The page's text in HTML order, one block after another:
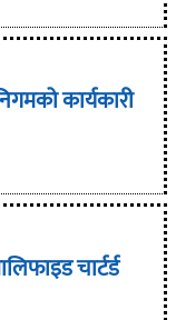
कार्यकारी
चार्टर्ड